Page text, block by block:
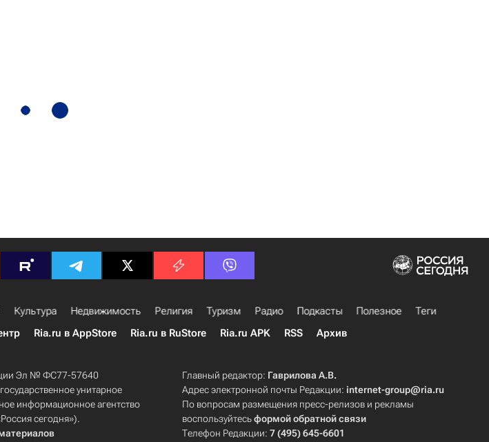
Культура Недвижимость Религия Туризм Радио Подкасты Полезное
Теги
Ria.ru в AppStore Ria.ru в RuStore Ria.ru APK RSS Архив
Эл № ФС77-57640
унитарное
информационное агентство
сегодня»).
Главный редактор: Гаврилова А.В.
Адрес электронной почты Редакции:internet-group@ria.ru
По вопросам размещения пресс-релизов и рекламы
воспользуйтесьформой обратной связи
Телефон Редакции:7 (495) 645-6601